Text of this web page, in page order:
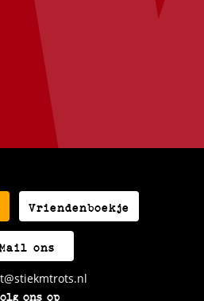
Vriendenboekje
ons
ons op